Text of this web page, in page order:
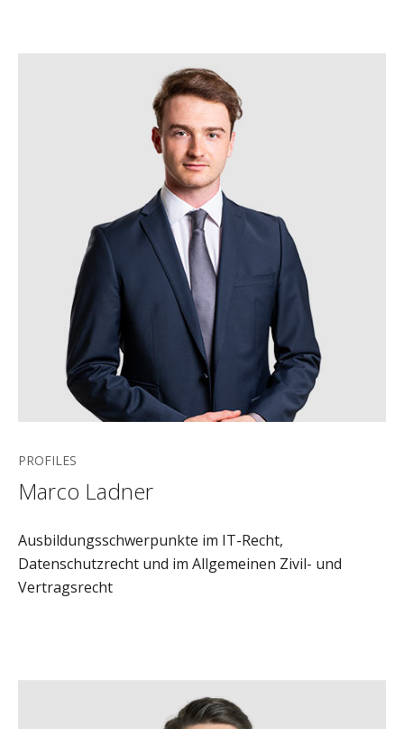
PROFILES
Marco Ladner
Ausbildungsschwerpunkte im IT-Recht,
Datenschutzrecht und im Allgemeinen Zivil- und
Vertragsrecht